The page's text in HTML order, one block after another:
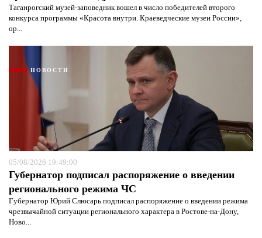
Таганрогский музей-заповедник вошел в число победителей второго
конкурса программы «Красота внутри. Краеведческие музеи России»,
ор...
НОВОСТИ
05/08/2026 19:49:00
Губернатор подписал распоряжение о введении
регионального режима ЧС
Губернатор Юрий Слюсарь подписал распоряжение о введении режима
чрезвычайной ситуации регионального характера в Ростове-на-Дону,
Ново...